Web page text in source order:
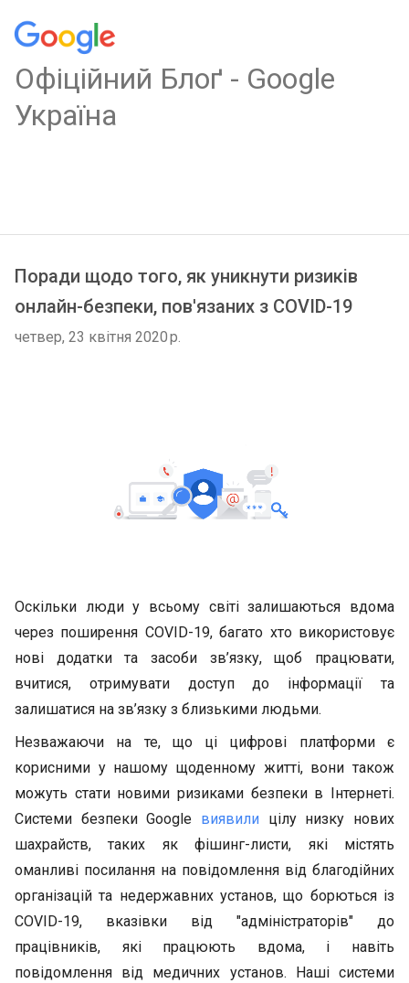
Oфіційний Блоґ - Google
Україна
Поради щодо того, як уникнути ризиків
онлайн-безпеки, пов'язаних з COVID-19
четвер, 23 квітня 2020 р.
Оскільки люди у всьому світі залишаються вдома
через поширення COVID-19, багато хто використовує
нові додатки та засоби зв’язку, щоб працювати,
вчитися, отримувати доступ до інформації та
залишатися на зв’язку з близькими людьми.
Незважаючи на те, що ці цифрові платформи є
корисними у нашому щоденному житті, вони також
можуть стати новими ризиками безпеки в Інтернеті.
Системи безпеки Google виявили цілу низку нових
шахрайств, таких як фішинг-листи, які містять
оманливі посилання на повідомлення від благодійних
організацій та недержавних установ, що борються із
COVID-19, вказівки від "адміністраторів" до
працівників, які працюють вдома, і навіть
повідомлення від медичних установ. Наші системи